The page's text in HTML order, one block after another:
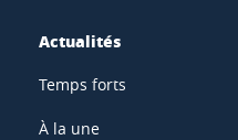
Actualités
Temps forts
À la une